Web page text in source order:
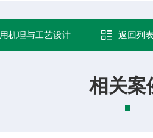
机理与工艺设计 返回列
相关案